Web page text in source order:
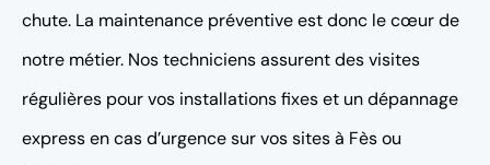
chute. La maintenance préventive est donc le cœur de
notre métier. Nos techniciens assurent des visites
régulières pour vos installations fixes et un dépannage
express en cas d’urgence sur vos sites à Fès ou